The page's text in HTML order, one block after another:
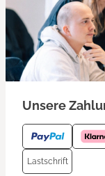
Unsere
Lastschrift